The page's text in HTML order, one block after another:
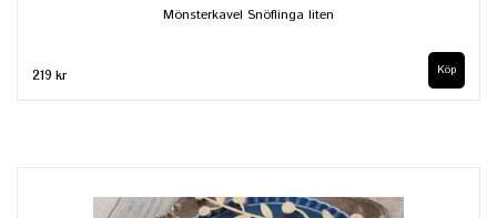
Mönsterkavel Snöflinga liten
219 kr